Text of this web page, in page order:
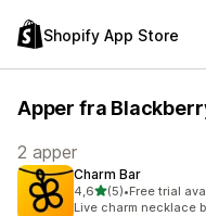
Shopify App Store
Apper fra
2 apper
Charm Bar
4,6av 5 stjerner
(5)
Totalt 5 omtaler
•Free trial
Live charm necklace